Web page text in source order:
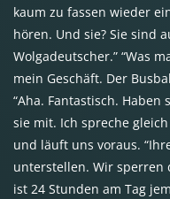
kaum zu fassen wieder
hören. Und sie? Sie sind
Wolgadeutscher.” “Was
mein Geschäft. Der
“Aha. Fantastisch. Haben
sie mit. Ich spreche
und läuft uns voraus.
unterstellen. Wir sperren
ist 24 Stunden am Tag